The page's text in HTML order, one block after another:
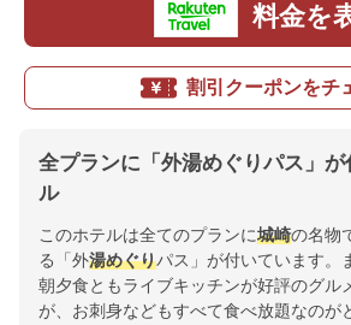
料金を
割引クーポンをチ
全プランに「外湯めぐりパス」が
ル
このホテルは全てのプランに城崎の名物
る「外湯めぐりパス」が付いています。
朝夕食ともライブキッチンが好評のグル
が、お刺身などもすべて食べ放題なのが